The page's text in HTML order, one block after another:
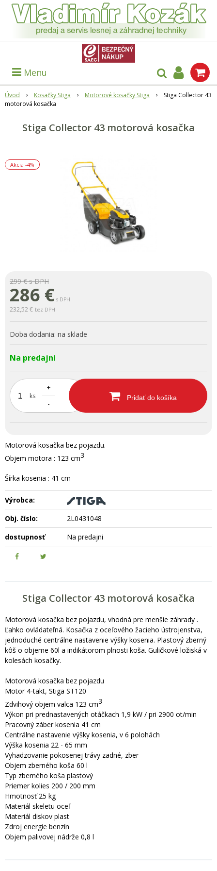
Menu
Úvod Kosačky Stiga Motorové kosačky Stiga
Stiga Collector 43
motorová kosačka
Stiga Collector 43 motorová kosačka
Akcia -4%
299 €s DPH
286 € s DPH
232,52 € bez DPH
Doba dodania: na sklade
Na predajni
ks
+
-
Pridať do košíka
Motorová kosačka bez pojazdu.
Objem motora : 123 cm3
Šírka kosenia : 41 cm
Výrobca:
Obj. číslo:
2L0431048
dostupnosť
Na predajni
Stiga Collector 43 motorová kosačka
Motorová kosačka bez pojazdu, vhodná pre menšie záhrady .
Ľahko ovládateľná. Kosačka z oceľového žacieho ústrojenstva,
jednoduché centrálne nastavenie výšky kosenia. Plastový zberný
kôš o objeme 60l a indikátorom plnosti koša. Guličkové ložiská v
kolesách kosačky.
Motorová kosačka bez pojazdu
Motor 4-takt, Stiga ST120
Zdvihový objem valca 123 cm3
Výkon pri prednastavených otáčkach 1,9 kW / pri 2900 ot/min
Pracovný záber kosenia 41 cm
Centrálne nastavenie výšky kosenia, v 6 polohách
Výška kosenia 22 - 65 mm
Vyhadzovanie pokosenej trávy zadné, zber
Objem zberného koša 60 l
Typ zberného koša plastový
Priemer kolies 200 / 200 mm
Hmotnosť 25 kg
Materiál skeletu oceľ
Materiál diskov plast
Zdroj energie benzín
Objem palivovej nádrže 0,8 l